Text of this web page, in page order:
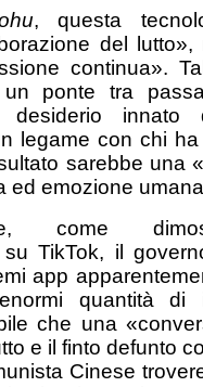
, questa
del
continua».
un ponte tra
innato
legame con chi
sarebbe una
ed emozione
come
su TikTok, il
app
quantità di
che una
e il finto defunto
Cinese